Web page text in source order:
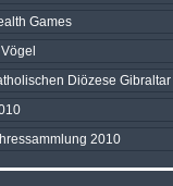
Games
Diözese Gibraltar
2010